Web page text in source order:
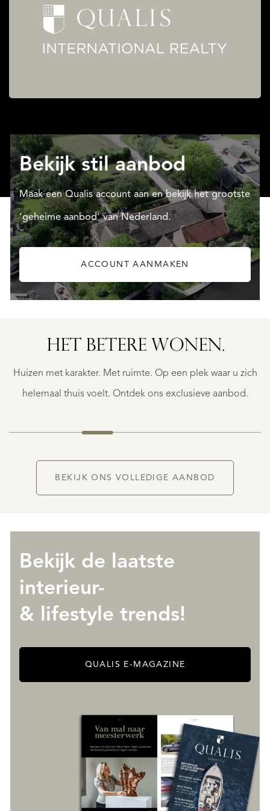
Bekijk stil aanbod
Maak een Qualis account aan en bekijk het grootste
'geheime aanbod' van Nederland.
ACCOUNT AANMAKEN
HET BETERE WONEN.
Huizen met karakter. Met ruimte. Op een plek waar u zich
helemaal thuis voelt. Ontdek ons exclusieve aanbod.
INDIGO
$
BEKIJK ONS VOLLEDIGE AANBOD
Bekijk de laatste
interieur-
& lifestyle trends!
QUALIS E-MAGAZINE